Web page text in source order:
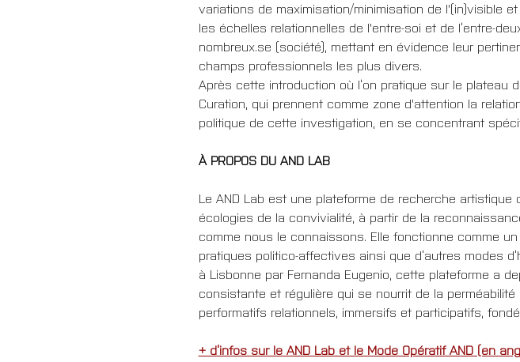
variations de maximisation/minimisation de l'(in)visible
les échelles relationnelles de l'entre-soi et de l’entre-
nombreux.se (société), mettant en évidence leur
champs professionnels les plus divers.
Après cette introduction où l’on pratique sur le plateau
Curation, qui prennent comme zone d'attention la
politique de cette investigation, en se concentrant
À PROPOS DU AND LAB
Le AND Lab est une plateforme de recherche artistique
écologies de la convivialité, à partir de la
comme nous le connaissons. Elle fonctionne comme
pratiques politico-affectives ainsi que d’autres modes
à Lisbonne par Fernanda Eugenio, cette plateforme a
consistante et régulière qui se nourrit de la
performatifs relationnels, immersifs et participatifs,
+ d’infos sur le AND Lab et le Mode Opératif AND (en